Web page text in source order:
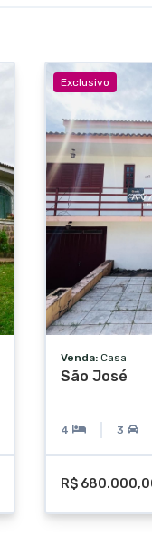
Exclusivo
Venda: Casa
São José
4 3
R$